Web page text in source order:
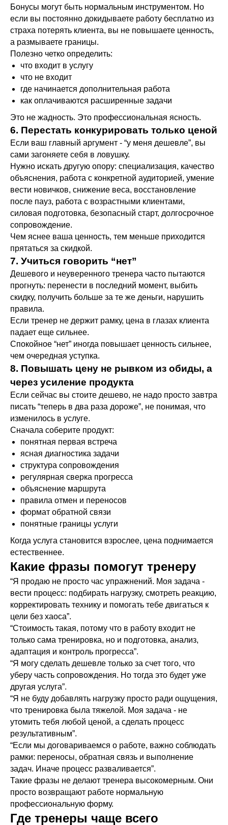
Бонусы могут быть нормальным инструментом. Но
если вы постоянно докидываете работу бесплатно из
страха потерять клиента, вы не повышаете ценность,
а размываете границы.
Полезно четко определить:
что входит в услугу
что не входит
где начинается дополнительная работа
как оплачиваются расширенные задачи
Это не жадность. Это профессиональная ясность.
6. Перестать конкурировать только ценой
Если ваш главный аргумент - “у меня дешевле”, вы
сами загоняете себя в ловушку.
Нужно искать другую опору: специализация, качество
объяснения, работа с конкретной аудиторией, умение
вести новичков, снижение веса, восстановление
после пауз, работа с возрастными клиентами,
силовая подготовка, безопасный старт, долгосрочное
сопровождение.
Чем яснее ваша ценность, тем меньше приходится
прятаться за скидкой.
7. Учиться говорить “нет”
Дешевого и неуверенного тренера часто пытаются
прогнуть: перенести в последний момент, выбить
скидку, получить больше за те же деньги, нарушить
правила.
Если тренер не держит рамку, цена в глазах клиента
падает еще сильнее.
Спокойное “нет” иногда повышает ценность сильнее,
чем очередная уступка.
8. Повышать цену не рывком из обиды, а
через усиление продукта
Если сейчас вы стоите дешево, не надо просто завтра
писать “теперь в два раза дороже”, не понимая, что
изменилось в услуге.
Сначала соберите продукт:
понятная первая встреча
ясная диагностика задачи
структура сопровождения
регулярная сверка прогресса
объяснение маршрута
правила отмен и переносов
формат обратной связи
понятные границы услуги
Когда услуга становится взрослее, цена поднимается
естественнее.
Какие фразы помогут тренеру
“Я продаю не просто час упражнений. Моя задача -
вести процесс: подбирать нагрузку, смотреть реакцию,
корректировать технику и помогать тебе двигаться к
цели без хаоса”.
“Стоимость такая, потому что в работу входит не
только сама тренировка, но и подготовка, анализ,
адаптация и контроль прогресса”.
“Я могу сделать дешевле только за счет того, что
уберу часть сопровождения. Но тогда это будет уже
другая услуга”.
“Я не буду добавлять нагрузку просто ради ощущения,
что тренировка была тяжелой. Моя задача - не
утомить тебя любой ценой, а сделать процесс
результативным”.
“Если мы договариваемся о работе, важно соблюдать
рамки: переносы, обратная связь и выполнение
задач. Иначе процесс разваливается”.
Такие фразы не делают тренера высокомерным. Они
просто возвращают работе нормальную
профессиональную форму.
Где тренеры чаще всего